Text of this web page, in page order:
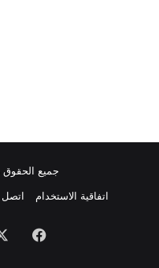
جميع الحقوق
اتفاقية الاستخدام
اتصل